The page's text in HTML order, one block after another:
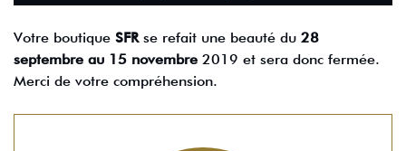
Votre boutique SFRse refait une beauté du 28
septembre au 15 novembre 2019 et sera donc fermée.
Merci de votre compréhension.